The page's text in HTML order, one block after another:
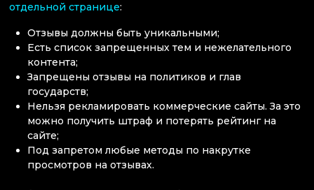
отдельной странице:
Отзывы должны быть уникальными;
Есть список запрещенных тем и нежелательного
контента;
Запрещены отзывы на политиков и глав
государств;
Нельзя рекламировать коммерческие сайты. За это
можно получить штраф и потерять рейтинг на
сайте;
Под запретом любые методы по накрутке
просмотров на отзывах.